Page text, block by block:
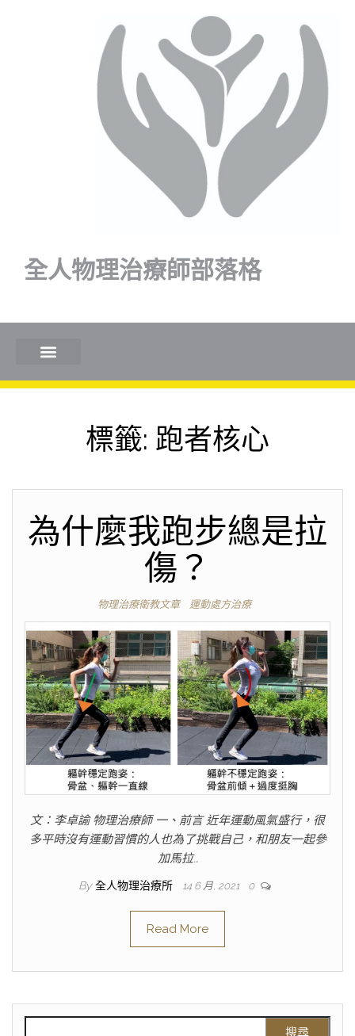
全人物理治療師部落格
標籤: 跑者核心
為什麼我跑步總是拉
傷？
物理治療衛教文章 運動處方治療
文：李卓諭 物理治療師 一、前言 近年運動風氣盛行，很
多平時沒有運動習慣的人也為了挑戰自己，和朋友一起參
加馬拉…
By 全人物理治療所 14 6 月, 2021 0
Read More